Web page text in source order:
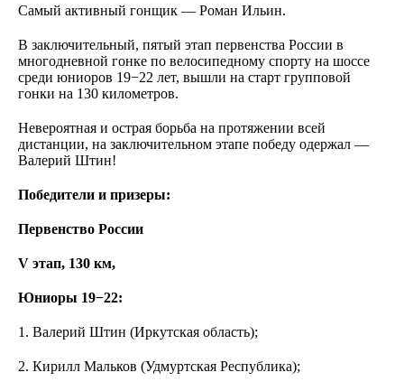
Самый активный гонщик — Роман Ильин.
В заключительный, пятый этап первенства России в
многодневной гонке по велосипедному спорту на шоссе
среди юниоров 19−22 лет, вышли на старт групповой
гонки на 130 километров.
Невероятная и острая борьба на протяжении всей
дистанции, на заключительном этапе победу одержал —
Валерий Штин!
Победители и призеры:
Первенство России
V этап, 130 км,
Юниоры 19−22:
1. Валерий Штин (Иркутская область);
2. Кирилл Мальков (Удмуртская Республика);